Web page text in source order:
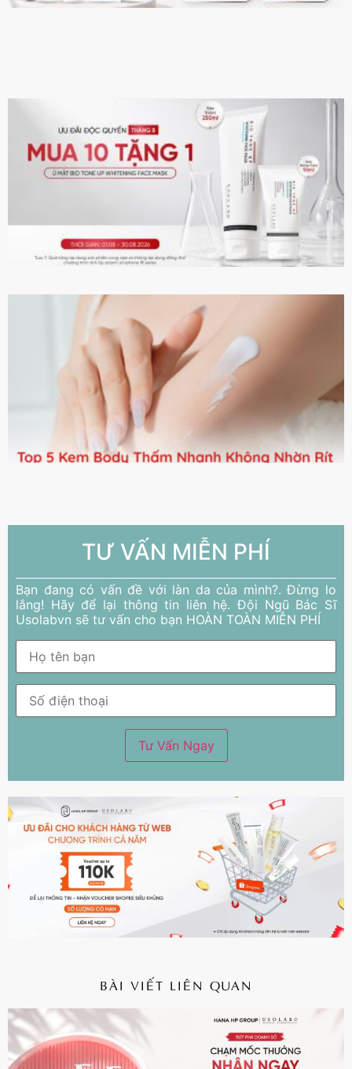
TƯ VẤN MIỄN PHÍ
Bạn đang có vấn đề với làn da của mình?. Đừng lo
lắng! Hãy để lại thông tin liên hệ. Đội Ngũ Bác Sĩ
Usolabvn sẽ tư vấn cho bạn HOÀN TOÀN MIỄN PHÍ
BÀI VIẾT LIÊN QUAN